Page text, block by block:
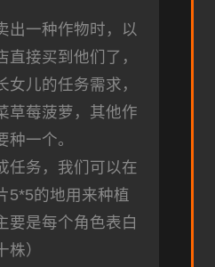
出一种作物时，以
直接买到他们了，
女儿的任务需求，
草莓菠萝，其他作
一个。
任务，我们可以在
5*5的地用来种植
要是每个角色表白
）